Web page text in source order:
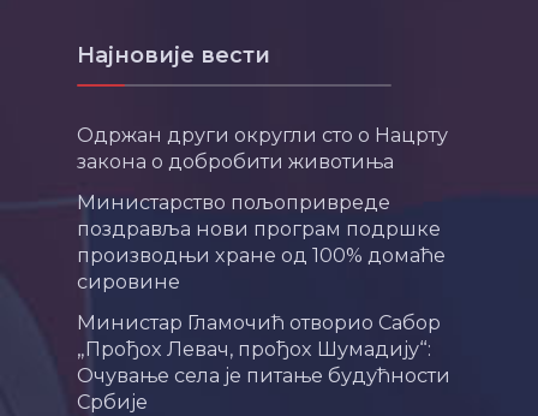
Најновије вести
Одржан други округли сто о Нацрту
закона о добробити животиња
Министарство пољопривреде
поздравља нови програм подршке
производњи хране од 100% домаће
сировине
Министар Гламочић отворио Сабор
„Прођох Левач, прођох Шумадију“:
Очување села је питање будућности
Србије